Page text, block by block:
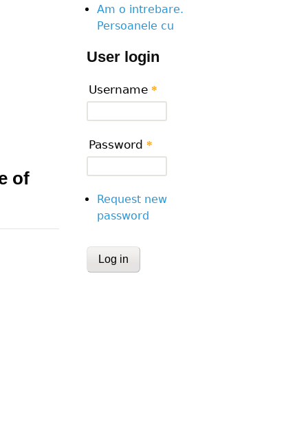
of
Am o intrebare.
Persoanele cu
User login
Username *
Password *
Request new
password
CAPTCHA